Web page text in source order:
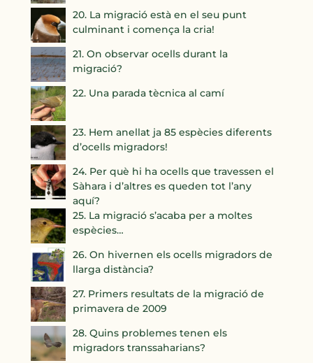
20. La migració està en el seu punt
culminant i comença la cria!
21. On observar ocells durant la
migració?
22. Una parada tècnica al camí
23. Hem anellat ja 85 espècies diferents
d’ocells migradors!
24. Per què hi ha ocells que travessen el
Sàhara i d’altres es queden tot l’any
aquí?
25. La migració s’acaba per a moltes
espècies…
26. On hivernen els ocells migradors de
llarga distància?
27. Primers resultats de la migració de
primavera de 2009
28. Quins problemes tenen els
migradors transsaharians?